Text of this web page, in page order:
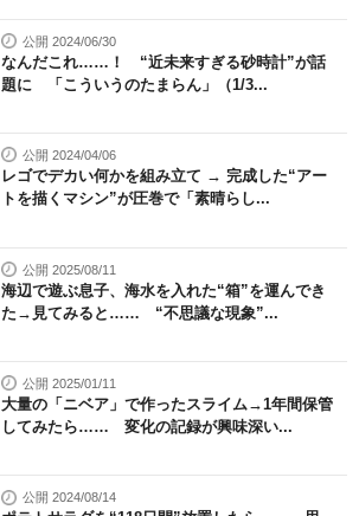
公開 2024/06/30
なんだこれ……！ “近未来すぎる砂時計”が話
題に 「こういうのたまらん」（1/3...
公開 2024/04/06
レゴでデカい何かを組み立て → 完成した“アー
トを描くマシン”が圧巻で「素晴らし...
公開 2025/08/11
海辺で遊ぶ息子、海水を入れた“箱”を運んでき
た→見てみると…… “不思議な現象”...
公開 2025/01/11
大量の「ニベア」で作ったスライム→1年間保管
してみたら…… 変化の記録が興味深い...
公開 2024/08/14